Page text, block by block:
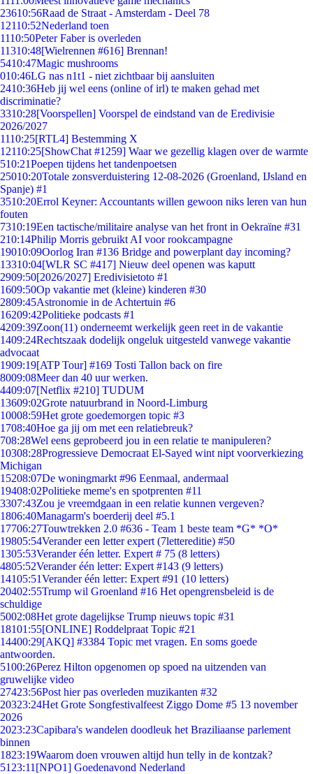
23610:56Raad de Straat - Amsterdam - Deel 78
12110:52Nederland toen
1110:50Peter Faber is overleden
11310:48[Wielrennen #616] Brennan!
5410:47Magic mushrooms
010:46LG nas n1t1 - niet zichtbaar bij aansluiten
2410:36Heb jij wel eens (online of irl) te maken gehad met
discriminatie?
3310:28[Voorspellen] Voorspel de eindstand van de Eredivisie
2026/2027
1110:25[RTL4] Bestemming X
12110:25[ShowChat #1259] Waar we gezellig klagen over de warmte
510:21Poepen tijdens het tandenpoetsen
25010:20Totale zonsverduistering 12-08-2026 (Groenland, IJsland en
Spanje) #1
3510:20Errol Keyner: Accountants willen gewoon niks leren van hun
fouten
7310:19Een tactische/militaire analyse van het front in Oekraïne #31
210:14Philip Morris gebruikt AI voor rookcampagne
19010:09Oorlog Iran #136 Bridge and powerplant day incoming?
13310:04[WLR SC #417] Nieuw deel openen was kaputt
2909:50[2026/2027] Eredivisietoto #1
1609:50Op vakantie met (kleine) kinderen #30
2809:45Astronomie in de Achtertuin #6
16209:42Politieke podcasts #1
4209:39Zoon(11) onderneemt werkelijk geen reet in de vakantie
1409:24Rechtszaak dodelijk ongeluk uitgesteld vanwege vakantie
advocaat
1909:19[ATP Tour] #169 Tosti Tallon back on fire
8009:08Meer dan 40 uur werken.
4409:07[Netflix #210] TUDUM
13609:02Grote natuurbrand in Noord-Limburg
10008:59Het grote goedemorgen topic #3
1708:40Hoe ga jij om met een relatiebreuk?
708:28Wel eens geprobeerd jou in een relatie te manipuleren?
10308:28Progressieve Democraat El-Sayed wint nipt voorverkiezing
Michigan
15208:07De woningmarkt #96 Eenmaal, andermaal
19408:02Politieke meme's en spotprenten #11
3307:43Zou je vreemdgaan in een relatie kunnen vergeven?
1806:40Managarm's boerderij deel #5.1
17706:27Touwtrekken 2.0 #636 - Team 1 beste team *G* *O*
19805:54Verander een letter expert (7lettereditie) #50
1305:53Verander één letter. Expert # 75 (8 letters)
4805:52Verander één letter: Expert #143 (9 letters)
14105:51Verander één letter: Expert #91 (10 letters)
20402:55Trump wil Groenland #16 Het opengrensbeleid is de
schuldige
5002:08Het grote dagelijkse Trump nieuws topic #31
18101:55[ONLINE] Roddelpraat Topic #21
14400:29[AKQ] #3384 Topic met vragen. En soms goede
antwoorden.
5100:26Perez Hilton opgenomen op spoed na uitzenden van
gruwelijke video
27423:56Post hier pas overleden muzikanten #32
20323:24Het Grote Songfestivalfeest Ziggo Dome #5 13 november
2026
2023:23Capibara's wandelen doodleuk het Braziliaanse parlement
binnen
1823:19Waarom doen vrouwen altijd hun telly in de kontzak?
51 23:11 [NPO1] Goedenavond Nederland